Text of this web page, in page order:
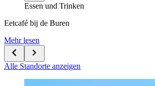
Essen und Trinken
Eetcafé bij de Buren
Mehr lesen
Alle Standorte anzeigen